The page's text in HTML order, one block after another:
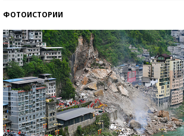
ФОТОИСТОРИИ